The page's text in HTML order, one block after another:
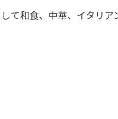
て和食、中華、イタリア